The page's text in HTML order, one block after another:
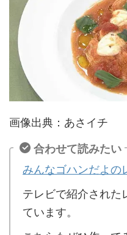
画像出典：あさイチ
合わせて読みたい
みんなゴハンだよの
テレビで紹介された
ています。